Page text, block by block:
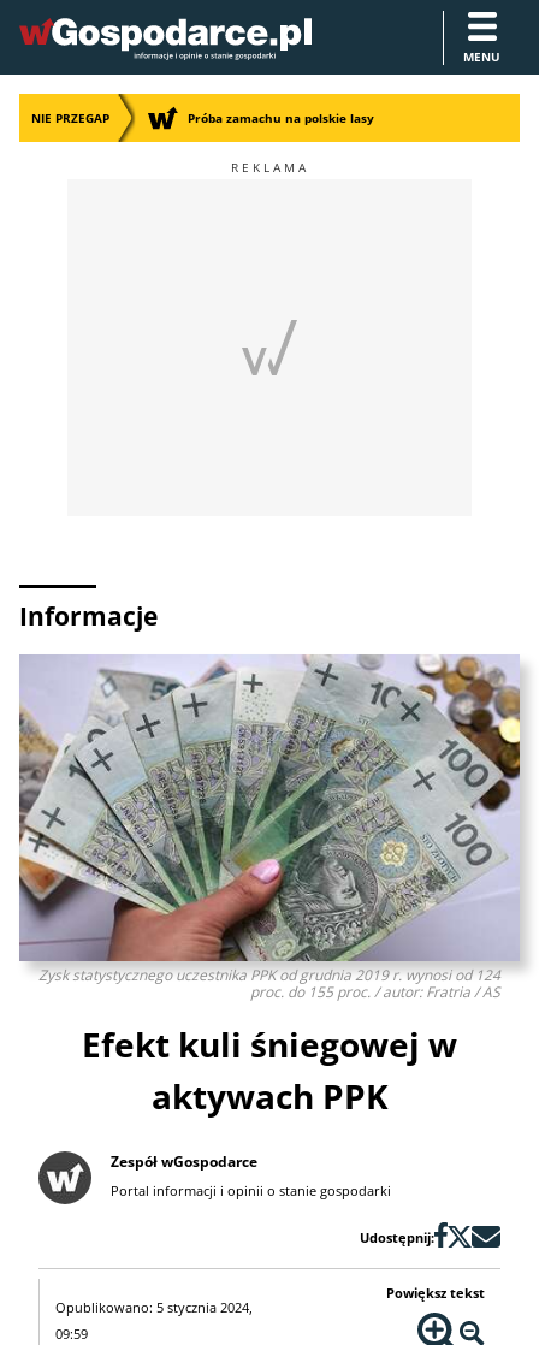
MENU
NIE PRZEGAP Próba zamachu na polskie lasy
Informacje
Zysk statystycznego uczestnika PPK od grudnia 2019 r. wynosi od 124
proc. do 155 proc. / autor: Fratria / AS
Efekt kuli śniegowej w
aktywach PPK
Zespół wGospodarce
Portal informacji i opinii o stanie gospodarki
Udostępnij:
Opublikowano: 5 stycznia 2024,
09:59
Powiększ tekst